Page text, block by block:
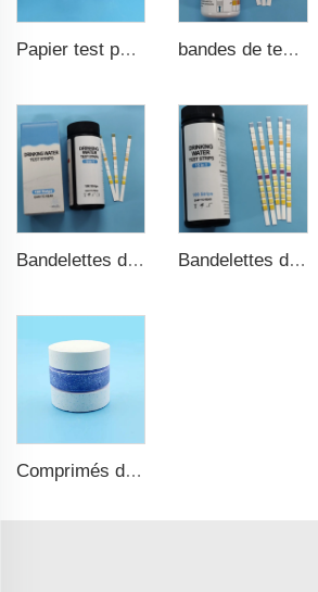
Papier test pH pH0-pH14 100 bandes pour test de piscine bandes de test pour eau de piscine 7 en 1
Bandelettes de test d'eau potable 9 en 1 Bandelettes de test de piscine rapides et précises 15 en 1 pour eau potable
Comprimés de chlore TCCA pour piscine